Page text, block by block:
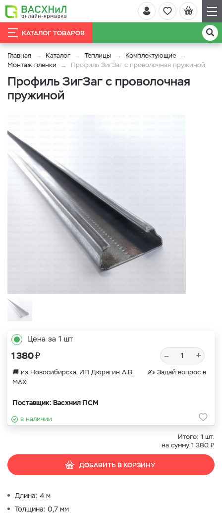
КАТАЛОГ ТОВАРОВ
Главная Каталог Теплицы
Комплектующие
Монтаж пленки
Профиль ЗигЗаг с проволочная пружиной
Профиль ЗигЗаг с проволочная
пружиной
Цена за 1 шт
1 380₽ – +
в наличии
🚚 из Новосибирска, ИП Дюрягин А.В. ✍ Задай вопрос в
MAX
Поставщик: Васхнил ПСМ
Итого: 1 шт.
на сумму 1 380 ₽
ДОБАВИТЬ В КОРЗИНУ
Длина: 4 м
Толщина: 0,7 мм